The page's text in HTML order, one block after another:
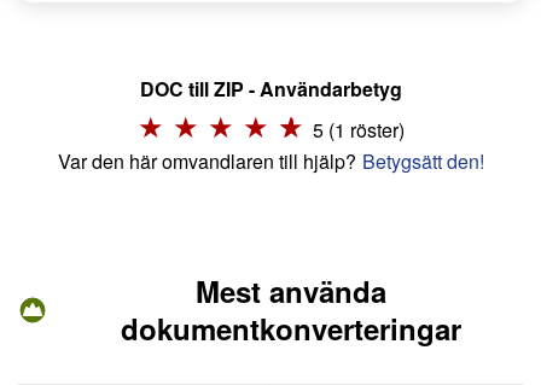
DOC till ZIP - Användarbetyg
5 (1 röster)
Var den här omvandlaren till hjälp? Betygsätt den!
Mest använda
dokumentkonverteringar